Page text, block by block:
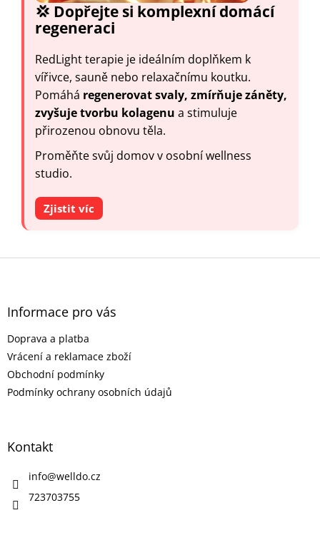
💢 Dopřejte si komplexní domácí
regeneraci
RedLight terapie je ideálním doplňkem k
vířivce, sauně nebo relaxačnímu koutku.
Pomáhá regenerovat svaly, zmírňuje záněty,
zvyšuje tvorbu kolagenu a stimuluje
přirozenou obnovu těla.
Proměňte svůj domov v osobní wellness
studio.
Zjistit víc
Z
Informace pro vás
Doprava a platba
Vrácení a reklamace zboží
Obchodní podmínky
Podmínky ochrany osobních údajů
Kontakt
info@welldo.cz
723703755